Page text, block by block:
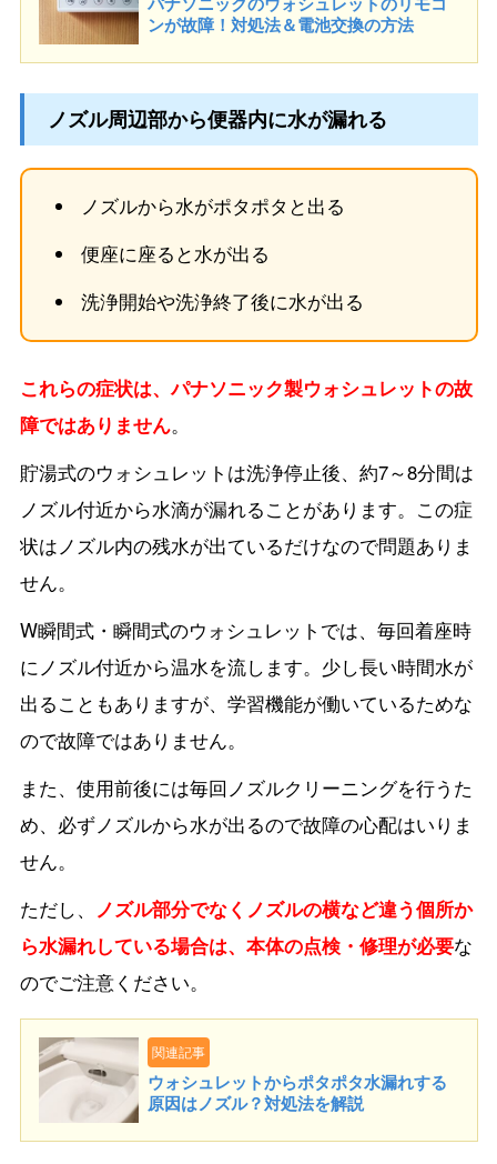
ンが故障！対処法＆電池交換の方法
ノズル周辺部から便器内に水が漏れる
ノズルから水がポタポタと出る
便座に座ると水が出る
洗浄開始や洗浄終了後に水が出る
これらの症状は、パナソニック製ウォシュレットの故
障ではありません。
貯湯式のウォシュレットは洗浄停止後、約7～8分間は
ノズル付近から水滴が漏れることがあります。この症
状はノズル内の残水が出ているだけなので問題ありま
せん。
W瞬間式・瞬間式のウォシュレットでは、毎回着座時
にノズル付近から温水を流します。少し長い時間水が
出ることもありますが、学習機能が働いているためな
ので故障ではありません。
また、使用前後には毎回ノズルクリーニングを行うた
め、必ずノズルから水が出るので故障の心配はいりま
せん。
ただし、
ノズル部分でなくノズルの横など違う個所か
ら水漏れしている場合は、本体の点検・修理が必要な
のでご注意ください。
関連記事
ウォシュレットからポタポタ水漏れする
原因はノズル？対処法を解説